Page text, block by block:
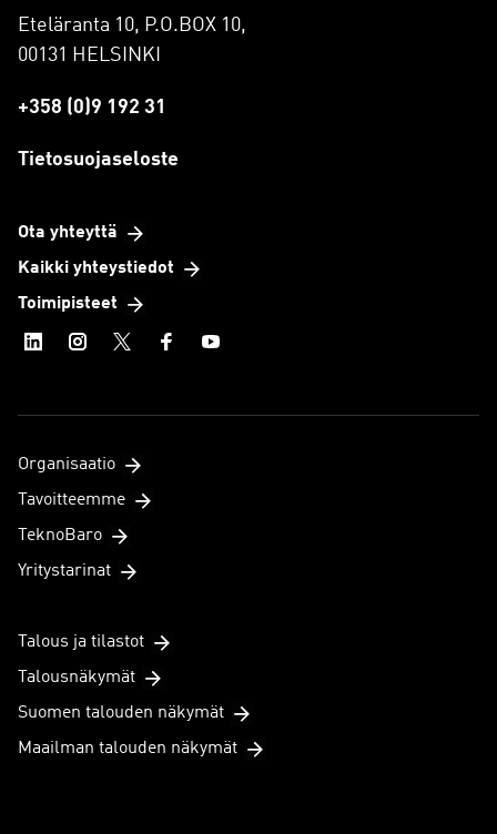
Eteläranta 10, P.O.BOX 10,
00131 HELSINKI
+358 (0)9 192 31
Tietosuojaseloste
Ota yhteyttä
Kaikki yhteystiedot
Toimipisteet
Organisaatio
Tavoitteemme
TeknoBaro
Yritystarinat
Talous ja tilastot
Talousnäkymät
Suomen talouden näkymät
Maailman talouden näkymät